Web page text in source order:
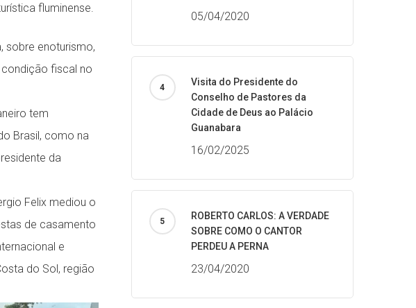
fluminense.
sobre enoturismo,
fiscal no
tem
Brasil, como na
da
Felix mediou o
de casamento
e
do Sol, região
05/04/2020
Visita do Presidente do
Conselho de Pastores da
Cidade de Deus ao Palácio
Guanabara
16/02/2025
ROBERTO CARLOS: A VERDADE
SOBRE COMO O CANTOR
PERDEU A PERNA
23/04/2020